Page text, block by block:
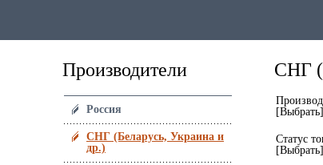
Производители
Россия
СНГ (Беларусь, Украина и
др.)
СНГ
[Выбрать]
Статус
[Выбрать]